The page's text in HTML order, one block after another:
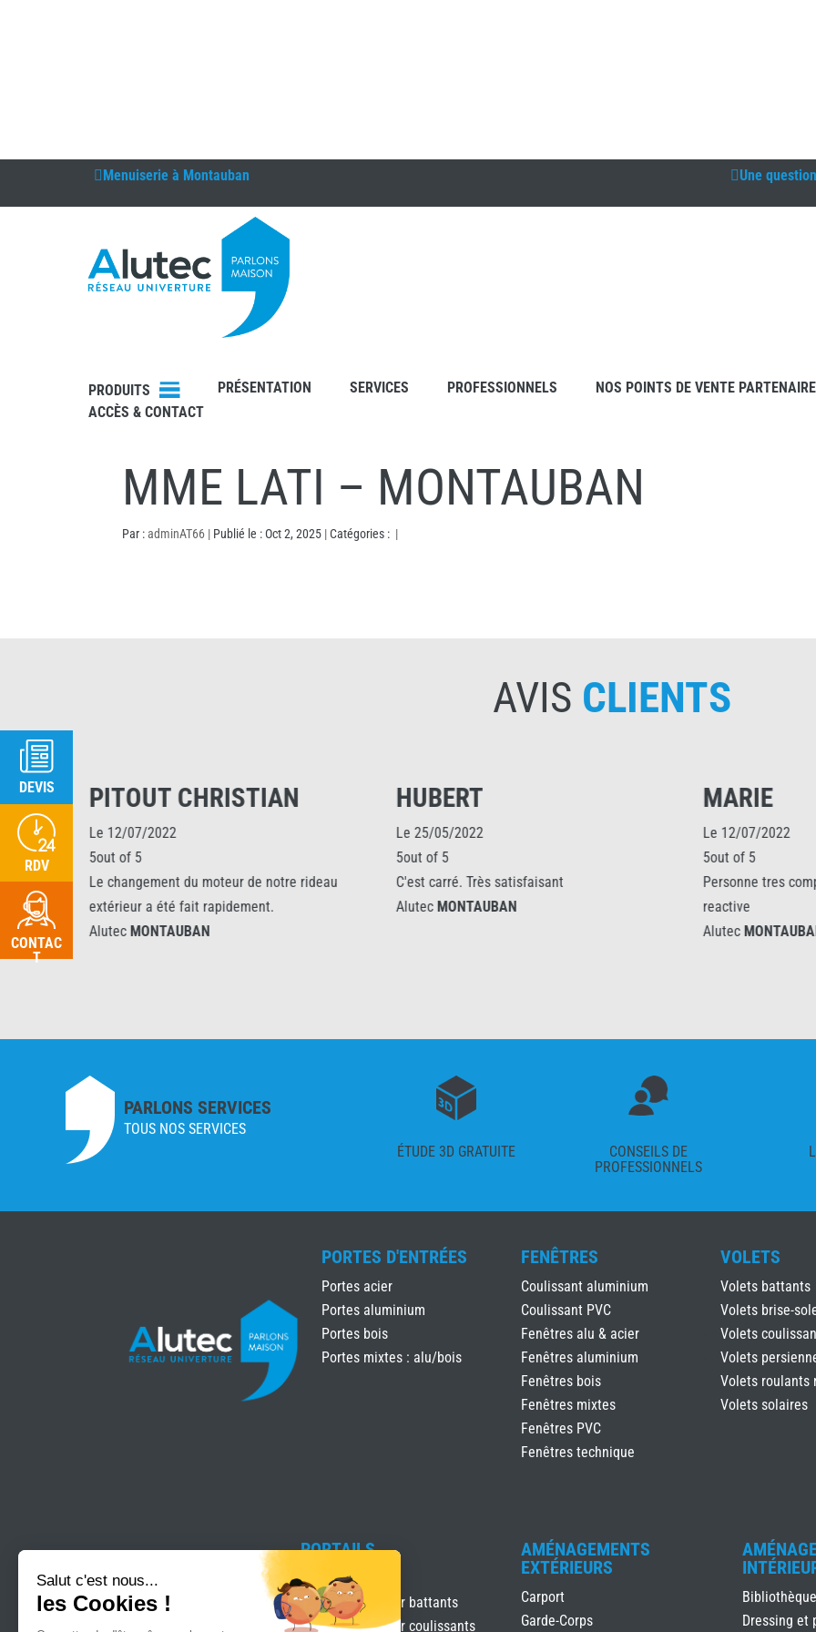
Menuiserie à Montauban Une
PRODUITS PRÉSENTATION SERVICES PROFESSIONNELS
NOS POINTS DE VENTE
ACCÈS & CONTACT
MME LATI – MONTAUBAN
Par :adminAT66 | Publié le : Oct 2, 2025 | Catégories : |
AVIS CLIENTS
PITOUT CHRISTIAN
Le 12/07/2022
5out of 5
Le changement du moteur de notre rideau
extérieur a été fait rapidement.
Alutec
MONTAUBAN
HUBERT
Le 25/05/2022
C'est carré. Très satisfaisant
MONTAUBAN
MARIE
Le 12/07/2022
Personne tres competente
MONTAUBAN
PARLONS SERVICES
TOUS NOS SERVICES
ÉTUDE 3D GRATUITE
CONSEILS DE
PROFESSIONNELS
PORTES D'ENTRÉES
Portes acier
Portes aluminium
Portes bois
Portes mixtes : alu/bois
FENÊTRES
Coulissant aluminium
Coulissant PVC
Fenêtres alu & acier
Fenêtres aluminium
Fenêtres bois
Fenêtres mixtes
Fenêtres PVC
Fenêtres technique
VOLETS
Volets battants
Volets brise-
Volets
Volets
Volets roulants
Volets solaires
PORTAILS
Clôtures
Motorisation pour battants
Motorisation pour coulissants
AMÉNAGEMENTS
EXTÉRIEURS
Carport
Garde-Corps
Dressing et
DEVIS
RDV
CONTAC
T